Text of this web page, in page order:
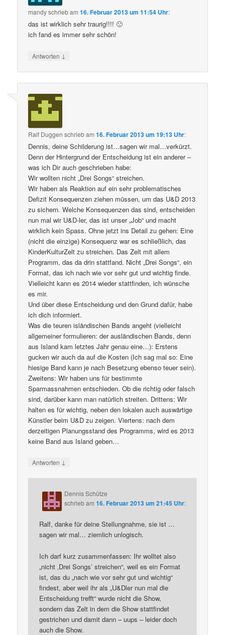
mandyschriebam16. Februar 2013 um 11:54 Uhr:
das ist wirklich sehr traurig!!!! 🙁
ich fand es immer sehr schön!
Antworten ↓
Ralf Duggen schriebam16. Februar 2013 um 19:13 Uhr:
Dennis, deine Schilderung ist…sagen wir mal…verkürzt.
Denn der Hintergrund der Entscheidung ist ein anderer –
was ich Dir auch geschrieben habe:
Wir wollten nicht „Drei Songs“ streichen.
Wir haben als Reaktion auf ein sehr problematisches
Defizit Konsequenzen ziehen müssen, um das U&D 2013
zu sichern. Welche Konsequenzen das sind, entscheiden
nun mal wir U&D-ler, das ist unser „Job“ und macht
wirklich kein Spass. Ohne jetzt ins Detail zu gehen: Eine
(nicht die einzige) Konsequenz war es schließlich, das
KinderKulturZelt zu streichen. Das Zelt mit allem
Programm, das da drin stattfand. Nicht „Drei Songs“, ein
Format, das ich nach wie vor sehr gut und wichtig finde.
Vielleicht kann es 2014 wieder stattfinden, ich wünsche
es mir.
Und über diese Entscheidung und den Grund dafür, habe
ich dich informiert.
Was die teuren isländischen Bands angeht (vielleicht
allgemeiner formulieren: der ausländischen Bands, denn
aus Island kam letztes Jahr genau eine…): Erstens
gucken wir auch da auf die Kosten (Ich sag mal so: Eine
hiesige Band kann je nach Besetzung ebenso teuer sein).
Zweitens: Wir haben uns für bestimmte
Sparmassnahmen entschieden. Ob die richtig oder falsch
sind, darüber kann man natürlich streiten. Drittens: Wir
halten es für wichtig, neben den lokalen auch auswärtige
Künstler beim U&D zu zeigen. Viertens: nach dem
derzeitigen Planungsstand des Programms, wird es 2013
keine Band aus Island geben…
Antworten ↓
Dennis Schütze
schriebam16. Februar 2013 um 21:45 Uhr:
Ralf, danke für deine Stellungnahme, sie ist …
sagen wir mal… ziemlich unlogisch.
Ich darf kurz zusammenfassen: Ihr wolltet also
„nicht ‚Drei Songs’ streichen“, weil es ein Format
ist, das du „nach wie vor sehr gut und wichtig“
findest, aber weil ihr als „U&Dler nun mal die
Entscheidung trefft“ wurde nicht die Show,
sondern das Zelt in dem die Show stattfindet
gestrichen und damit dann – uups – leider doch
auch die Show.